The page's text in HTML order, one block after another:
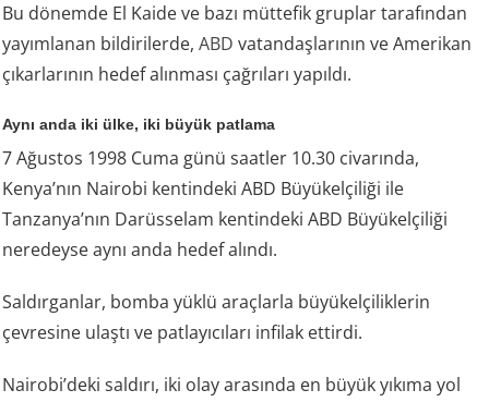
Bu dönemde El Kaide ve bazı müttefik gruplar tarafından
yayımlanan bildirilerde,ABD vatandaşlarının ve Amerikan
çıkarlarının hedef alınması çağrıları yapıldı.
Aynı anda iki ülke, iki büyük patlama
7 Ağustos 1998 Cuma günü saatler 10.30 civarında,
Kenya’nın Nairobi kentindeki ABD Büyükelçiliği ile
Tanzanya’nın Darüsselam kentindeki ABD Büyükelçiliği
neredeyse aynı anda hedef alındı.
Saldırganlar, bomba yüklü araçlarla büyükelçiliklerin
çevresine ulaştı ve patlayıcıları infilak ettirdi.
Nairobi’deki saldırı, iki olay arasında en büyük yıkıma yol